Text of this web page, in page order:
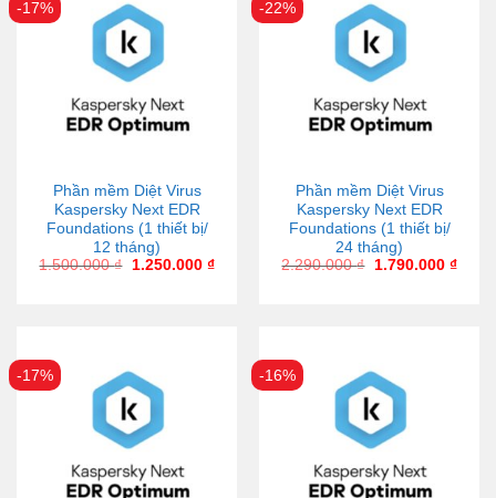
-17%
Phần mềm Diệt Virus
Kaspersky Next EDR
Foundations (1 thiết bị/
12 tháng)
1.500.000₫ 1.250.000 ₫
-22%
Phần mềm Diệt Virus
Kaspersky Next EDR
Foundations (1 thiết bị/
24 tháng)
2.290.000₫ 1.790.000 ₫
-17% -16%